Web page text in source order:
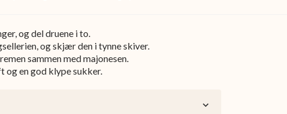
og del druene i to.
og skjær den i tynne skiver.
sammen med majonesen.
og en god klype sukker.